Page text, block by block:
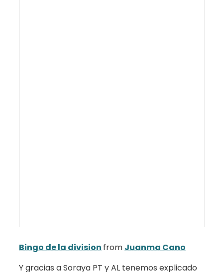
Bingo de la division from Juanma Cano
Y gracias a Soraya PT y AL tenemos explicado